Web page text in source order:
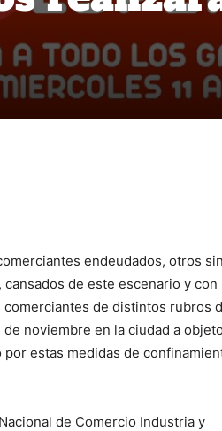
endeudados, otros sin
de este escenario y con
de distintos rubros
noviembre en la ciudad a objeto
estas medidas de
de Comercio Industria y